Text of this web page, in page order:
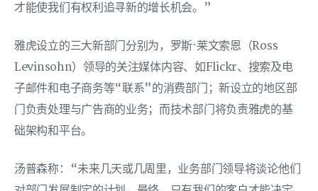
才能使我们有权利追寻新的增长机会。”
雅虎设立的三大新部门分别为，罗斯·莱文索恩（Ross
Levinsohn）领导的关注媒体内容、如Flickr、搜索及电
子邮件和电子商务等“联系”的消费部门；新设立的地区部
门负责处理与广告商的业务；而技术部门将负责雅虎的基
础架构和平台。
汤普森称：“未来几天或几周里，业务部门领导将谈论他们